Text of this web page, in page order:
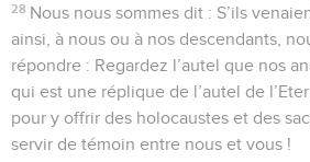
28 Nous nous sommes dit : S’ils
ainsi, à nous ou à nos descendants,
répondre : Regardez l’autel que nos
qui est une réplique de l’autel de
pour y offrir des holocaustes et des
servir de témoin entre nous et vous !